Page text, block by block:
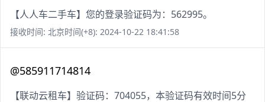
【人人车二手车】您的登录验证码为：562995。
接收时间: 北京时间(+8): 2024-10-22 18:41:58
@585911714814
【联动云租车】验证码：704055，本验证码有效时间5分